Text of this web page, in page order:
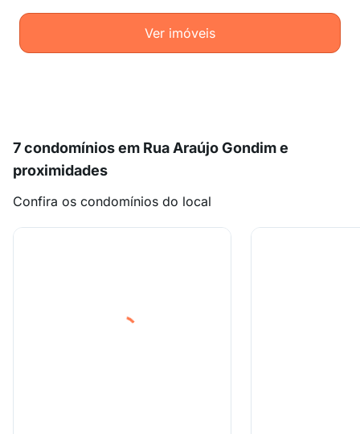
Ver imóveis
7 condomínios em Rua Araújo Gondim e
proximidades
Confira os condomínios do local